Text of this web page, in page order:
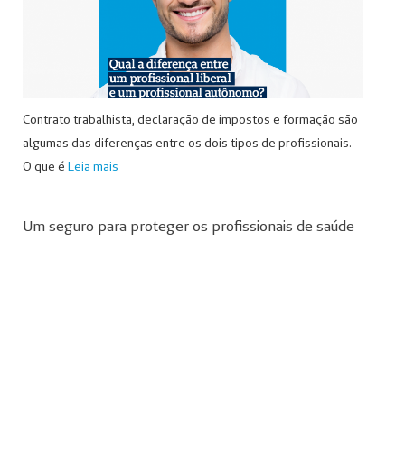
Contrato trabalhista, declaração de impostos e formação são
algumas das diferenças entre os dois tipos de profissionais.
O que é Leia mais
Um seguro para proteger os profissionais de saúde